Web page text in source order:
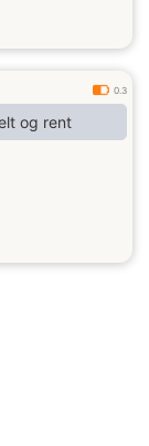
0.3
og rent